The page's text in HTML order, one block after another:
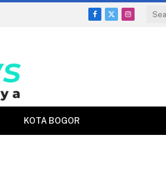
Facebook
X
Instagram
KOTA BOGOR